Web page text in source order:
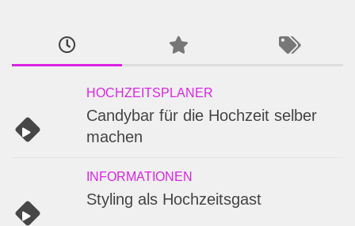
HOCHZEITSPLANER
Candybar für die Hochzeit selber
machen
INFORMATIONEN
Styling als Hochzeitsgast